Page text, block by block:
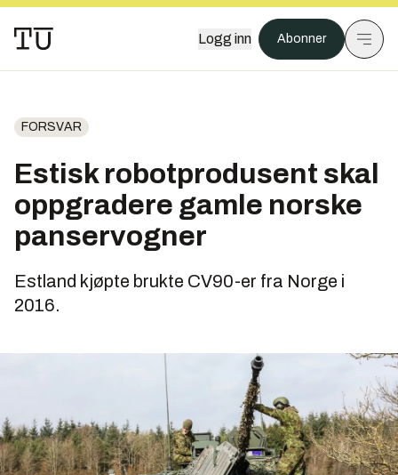
Logg inn Abonner
FORSVAR
Estisk robotprodusent skal
oppgradere gamle norske
panservogner
Estland kjøpte brukte CV90-er fra Norge i
2016.